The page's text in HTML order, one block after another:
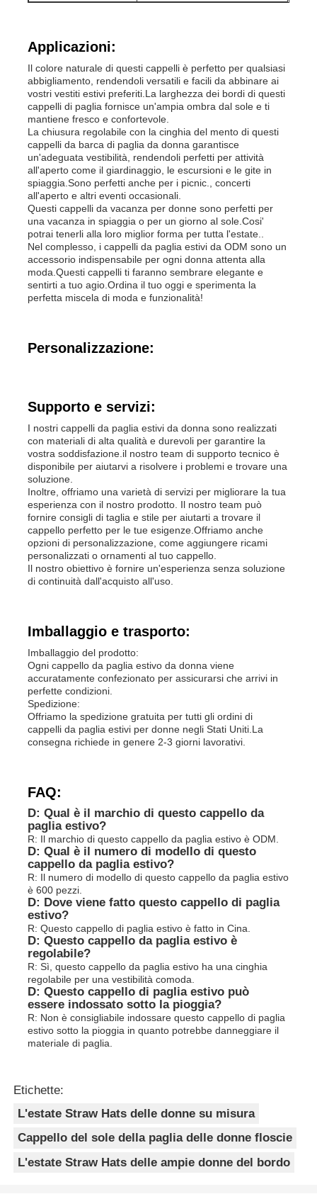
Ghette Colourful di yoga
Istruttore Socks di sport
i calzini funky degli uomini
I calzini operati delle donne
Calzini morbidi e comodi
Cappelli di paglia estivi da donna
Popolare tricotti i cappelli
Ski Gloves d'impermeabilizzazione
Guanti a maglia invernale
Applicazioni:
Il colore naturale di questi cappelli è perfetto per qualsiasi
abbigliamento, rendendoli versatili e facili da abbinare ai
vostri vestiti estivi preferiti.La larghezza dei bordi di questi
cappelli di paglia fornisce un'ampia ombra dal sole e ti
mantiene fresco e confortevole.
La chiusura regolabile con la cinghia del mento di questi
cappelli da barca di paglia da donna garantisce
un'adeguata vestibilità, rendendoli perfetti per attività
all'aperto come il giardinaggio, le escursioni e le gite in
spiaggia.Sono perfetti anche per i picnic., concerti
all'aperto e altri eventi occasionali.
Questi cappelli da vacanza per donne sono perfetti per
una vacanza in spiaggia o per un giorno al sole.Cosi'
potrai tenerli alla loro miglior forma per tutta l'estate..
Nel complesso, i cappelli da paglia estivi da ODM sono un
accessorio indispensabile per ogni donna attenta alla
moda.Questi cappelli ti faranno sembrare elegante e
sentirti a tuo agio.Ordina il tuo oggi e sperimenta la
perfetta miscela di moda e funzionalità!
Personalizzazione:
Supporto e servizi:
I nostri cappelli da paglia estivi da donna sono realizzati
con materiali di alta qualità e durevoli per garantire la
vostra soddisfazione.il nostro team di supporto tecnico è
disponibile per aiutarvi a risolvere i problemi e trovare una
soluzione.
Inoltre, offriamo una varietà di servizi per migliorare la tua
esperienza con il nostro prodotto. Il nostro team può
fornire consigli di taglia e stile per aiutarti a trovare il
cappello perfetto per le tue esigenze.Offriamo anche
opzioni di personalizzazione, come aggiungere ricami
personalizzati o ornamenti al tuo cappello.
Il nostro obiettivo è fornire un'esperienza senza soluzione
di continuità dall'acquisto all'uso.
Imballaggio e trasporto:
Imballaggio del prodotto:
Ogni cappello da paglia estivo da donna viene
accuratamente confezionato per assicurarsi che arrivi in
perfette condizioni.
Spedizione:
Offriamo la spedizione gratuita per tutti gli ordini di
cappelli da paglia estivi per donne negli Stati Uniti.La
consegna richiede in genere 2-3 giorni lavorativi.
FAQ:
D: Qual è il marchio di questo cappello da
paglia estivo?
R: Il marchio di questo cappello da paglia estivo è ODM.
D: Qual è il numero di modello di questo
cappello da paglia estivo?
R: Il numero di modello di questo cappello da paglia estivo
è 600 pezzi.
D: Dove viene fatto questo cappello di paglia
estivo?
R: Questo cappello di paglia estivo è fatto in Cina.
D: Questo cappello da paglia estivo è
regolabile?
R: Sì, questo cappello da paglia estivo ha una cinghia
regolabile per una vestibilità comoda.
D: Questo cappello di paglia estivo può
essere indossato sotto la pioggia?
R: Non è consigliabile indossare questo cappello di paglia
estivo sotto la pioggia in quanto potrebbe danneggiare il
materiale di paglia.
Etichette:
L'estate Straw Hats delle donne su misura
Cappello del sole della paglia delle donne floscie
L'estate Straw Hats delle ampie donne del bordo